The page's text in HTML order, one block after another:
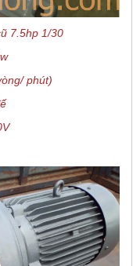
7.5hp 1/30
phút)